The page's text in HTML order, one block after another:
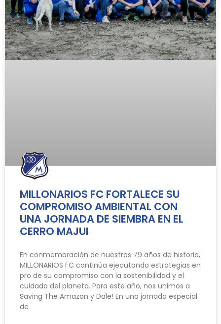
MILLONARIOS FC FORTALECE SU
COMPROMISO AMBIENTAL CON
UNA JORNADA DE SIEMBRA EN EL
CERRO MAJUI
En conmemoración de nuestros 79 años de historia,
MILLONARIOS FC continúa ejecutando estrategias en
pro de su compromiso con la sostenibilidad y el
cuidado del planeta. Para este año, nos unimos a
Saving The Amazon y Dale! En una jornada especial
de